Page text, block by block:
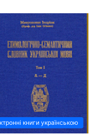
книги українською